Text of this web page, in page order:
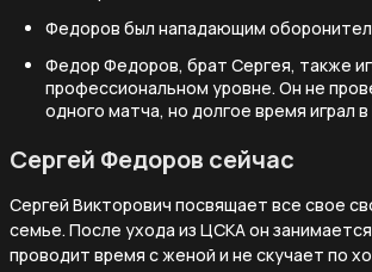
Федоров был нападающим
Федор Федоров, брат Сергея, также
профессиональном уровне. Он не
одного матча, но долгое время играл
Сергей Федоров сейчас
Сергей Викторович посвящает все свое
семье. После ухода из ЦСКА он
проводит время с женой и не скучает по